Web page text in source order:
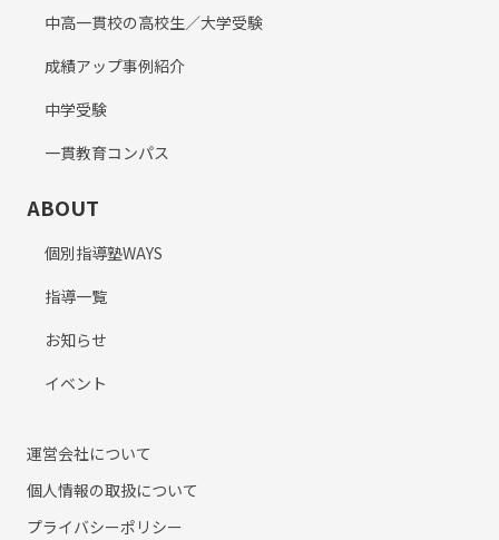
中高一貫校の高校生／大学受験
成績アップ事例紹介
中学受験
一貫教育コンパス
ABOUT
個別指導塾WAYS
指導一覧
お知らせ
イベント
運営会社について
個人情報の取扱について
プライバシーポリシー